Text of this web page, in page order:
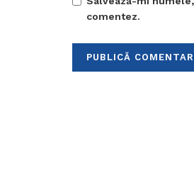
comentez.